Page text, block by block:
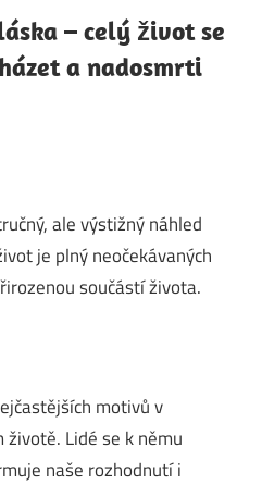
– celý život se
a nadosmrti
ale výstižný náhled
je plný neočekávaných
součástí života.
motivů v
Lidé se k němu
naše rozhodnutí i